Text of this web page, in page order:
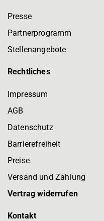
Presse
Partnerprogramm
Stellenangebote
Rechtliches
Impressum
AGB
Datenschutz
Barrierefreiheit
Preise
Versand und Zahlung
Vertrag widerrufen
Kontakt